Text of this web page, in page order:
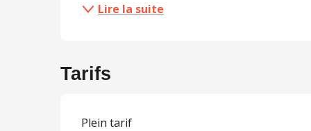
Lire la suite
Tarifs
Plein tarif